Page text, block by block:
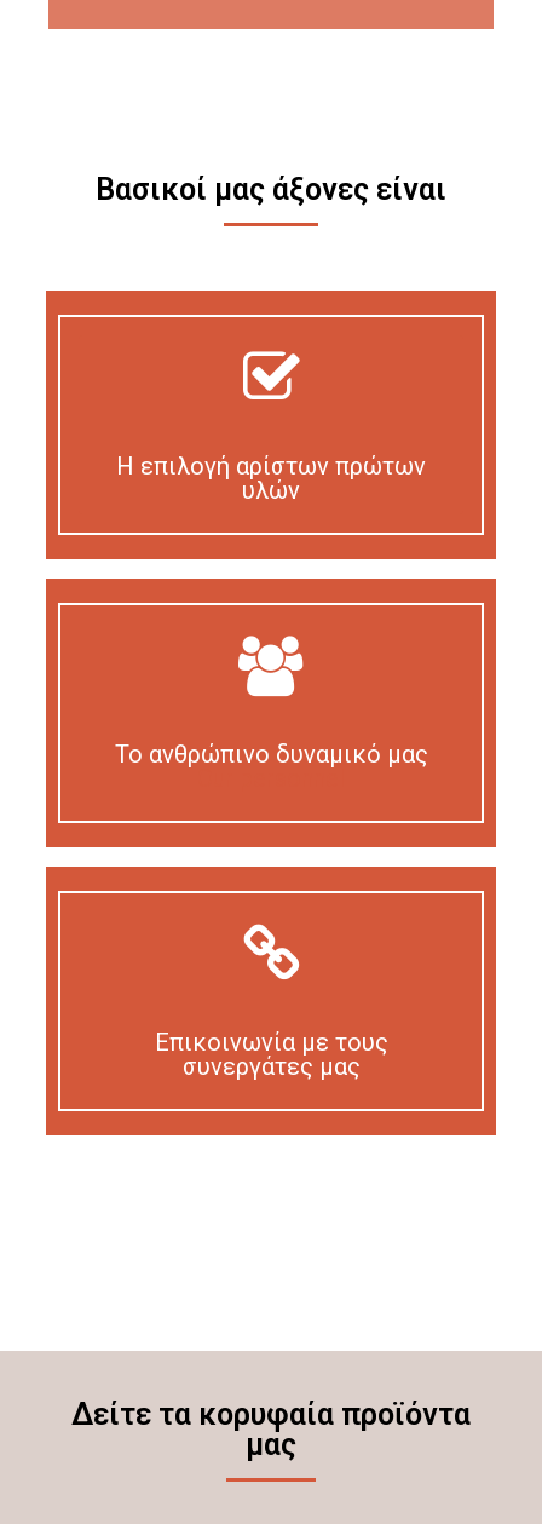
Βασικοί μας άξονες είναι
Η επιλογή αρίστων πρώτων
υλών
Το ανθρώπινο δυναμικό μας
Επικοινωνία με τους
συνεργάτες μας
Δείτε τα κορυφαία προϊόντα
μας